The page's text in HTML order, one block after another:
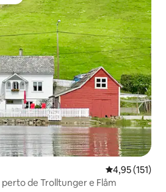
4,95 de uma
4,95 (151)
de Trolltunger e Flåm